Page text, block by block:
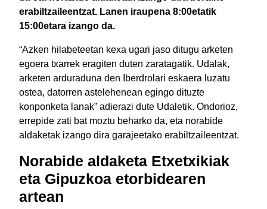
erabiltzaileentzat. Lanen iraupena 8:00etatik
15:00etara izango da.
“Azken hilabeteetan kexa ugari jaso ditugu arketen
egoera txarrek eragiten duten zaratagatik. Udalak,
arketen arduraduna den Iberdrolari eskaera luzatu
ostea, datorren astelehenean egingo dituzte
konponketa lanak” adierazi dute Udaletik. Ondorioz,
errepide zati bat moztu beharko da, eta norabide
aldaketak izango dira garajeetako erabiltzaileentzat.
Norabide aldaketa Etxetxikiak
eta Gipuzkoa etorbidearen
artean